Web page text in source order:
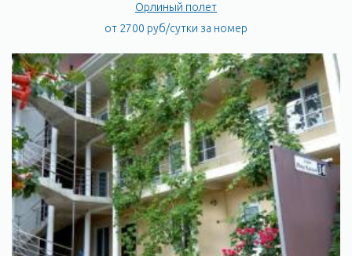
Орлиный полет
от 2700 руб/сутки за номер